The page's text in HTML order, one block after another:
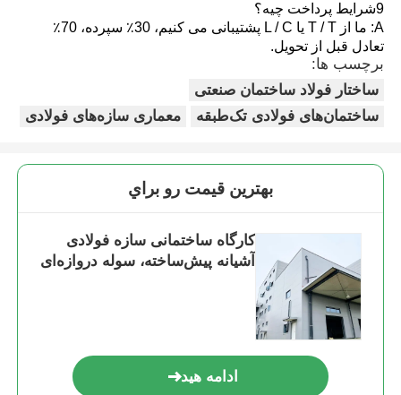
9شرایط پرداخت چيه؟
A: ما از T / T یا L / C پشتیبانی می کنیم، 30٪ سپرده، 70٪
تعادل قبل از تحویل.
برچسب ها:
ساختار فولاد ساختمان صنعتی
ساختمان‌های فولادی تک‌طبقه
معماری سازه‌های فولادی
بهترين قيمت رو براي
کارگاه ساختمانی سازه فولادی
آشیانه پیش‌ساخته، سوله دروازه‌ای
ادامه هید